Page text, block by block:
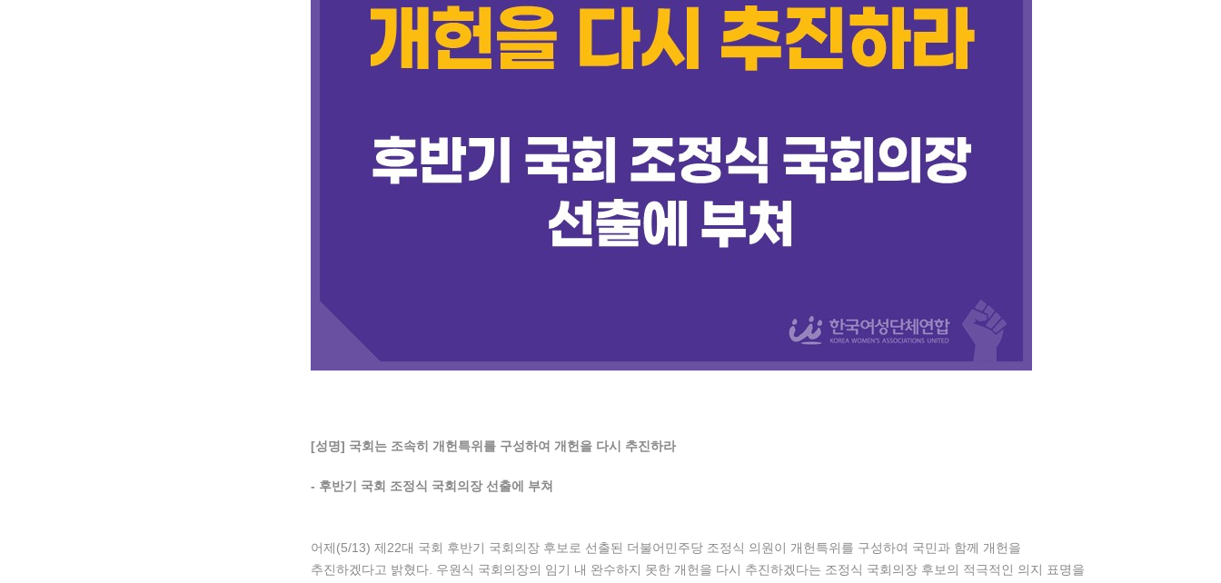
[성명] 국회는 조속히 개헌특위를 구성하여 개헌을 다시 추진하라
- 후반기 국회 조정식 국회의장 선출에 부쳐
어제(5/13) 제22대 국회 후반기 국회의장 후보로 선출된 더불어민주당 조정식 의원이 개헌특위를 구성하여 국민과 함께 개헌을
추진하겠다고 밝혔다. 우원식 국회의장의 임기 내 완수하지 못한 개헌을 다시 추진하겠다는 조정식 국회의장 후보의 적극적인 의지 표명을